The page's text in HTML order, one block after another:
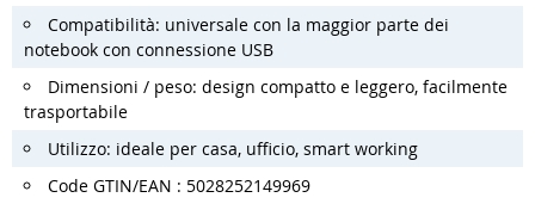
Compatibilità: universale con la maggior parte dei
notebook con connessione USB
Dimensioni / peso: design compatto e leggero, facilmente
trasportabile
Utilizzo: ideale per casa, ufficio, smart working
Code GTIN/EAN : 5028252149969